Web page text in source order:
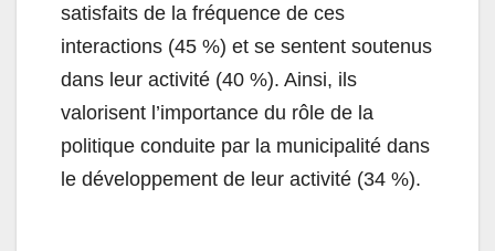
satisfaits de la fréquence de ces
interactions (45 %) et se sentent soutenus
dans leur activité (40 %). Ainsi, ils
valorisent l’importance du rôle de la
politique conduite par la municipalité dans
le développement de leur activité (34 %).